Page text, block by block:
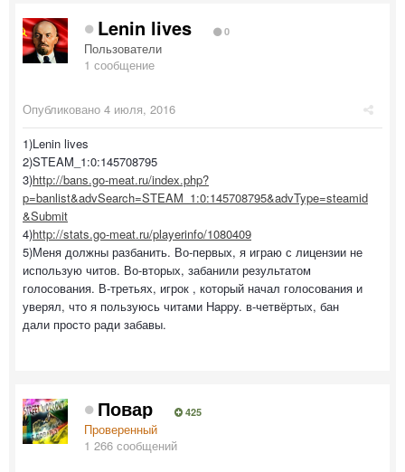
Lenin lives 0
Пользователи
1 сообщение
Опубликовано 4 июля, 2016
1)Lenin lives
2)STEAM_1:0:145708795
3)http://bans.go-meat.ru/index.php?
p=banlist&advSearch=STEAM_1:0:145708795&advType=steamid
&Submit
4)http://stats.go-meat.ru/playerinfo/1080409
5)Меня должны разбанить. Во-первых, я играю с лицензии не
использую читов. Во-вторых, забанили результатом
голосования. В-третьях, игрок , который начал голосования и
уверял, что я пользуюсь читами Happy. в-четвёртых, бан
дали просто ради забавы.
Повар 425
Проверенный
1 266 сообщений